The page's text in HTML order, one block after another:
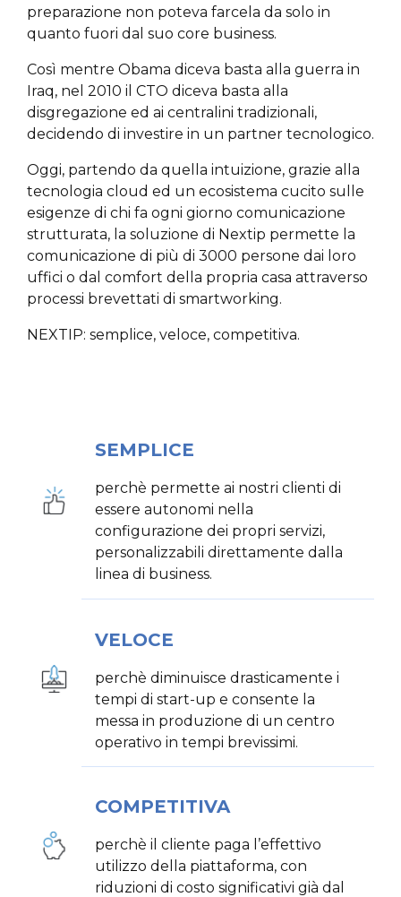
preparazione non poteva farcela da solo in
quanto fuori dal suo core business.
Così mentre Obama diceva basta alla guerra in
Iraq, nel 2010 il CTO diceva basta alla
disgregazione ed ai centralini tradizionali,
decidendo di investire in un partner tecnologico.
Oggi, partendo da quella intuizione, grazie alla
tecnologia cloud ed un ecosistema cucito sulle
esigenze di chi fa ogni giorno comunicazione
strutturata, la soluzione di Nextip permette la
comunicazione di più di 3000 persone dai loro
uffici o dal comfort della propria casa attraverso
processi brevettati di smartworking.
NEXTIP: semplice, veloce, competitiva.
SEMPLICE
perchè permette ai nostri clienti di
essere autonomi nella
configurazione dei propri servizi,
personalizzabili direttamente dalla
linea di business.
VELOCE
perchè diminuisce drasticamente i
tempi di start-up e consente la
messa in produzione di un centro
operativo in tempi brevissimi.
COMPETITIVA
perchè il cliente paga l’effettivo
utilizzo della piattaforma, con
riduzioni di costo significativi già dal